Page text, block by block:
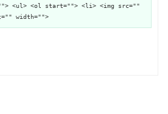
<ul> <ol start=""> <li> <img src=""
width="">